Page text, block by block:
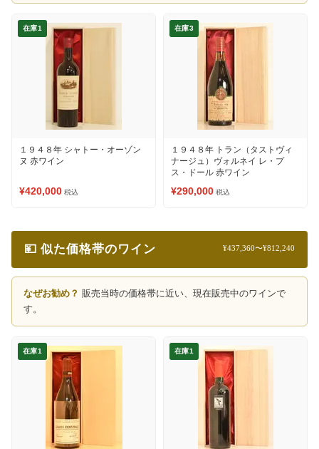
在庫1
１９４８年 シャトー・オーゾン
ヌ 赤ワイン
¥420,000 税込
在庫3
１９４８年 トラン（タストヴィ
ナージュ）ヴォルネイ レ・プ
ス・ドール 赤ワイン
¥290,000 税込
💴 似た価格帯のワイン ¥437,360〜¥812,240
なぜお勧め？ 販売当時の価格帯に近い、現在販売中のワインで
す。
在庫1 在庫1